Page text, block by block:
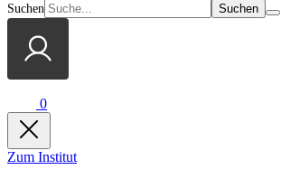
Suchen
0
Zum Institut